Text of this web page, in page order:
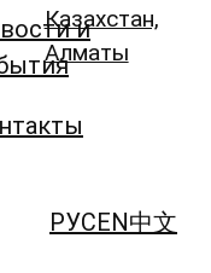
и
Казахстан,
Алматы
РУСEN中文